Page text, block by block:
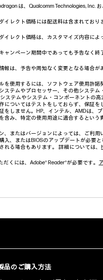
は、Qualcomm Technologies, Inc.
イレクト価格には配送料は含まれており
イレクト価格は、カスタマイズ内容によ
ャンペーン期間中であっても予告なく終
報は、予告や周知なく変更となる場合が
を使用するには、ソフトウェア使用許
ステムやプロセッサー、その他システ
ステムやシステム・コンポーネントの
についてはテストをしておらず、保証
をしません。HP、インテル、AMDは、
含み、特定の使用用途に適合するという
、またはバージョンによっては、ご利
入、またはBIOSのアップデートが必要
れる場合もあります。 詳細については、
くには、Adobe® Reader®が必要です。
品のご購入方法